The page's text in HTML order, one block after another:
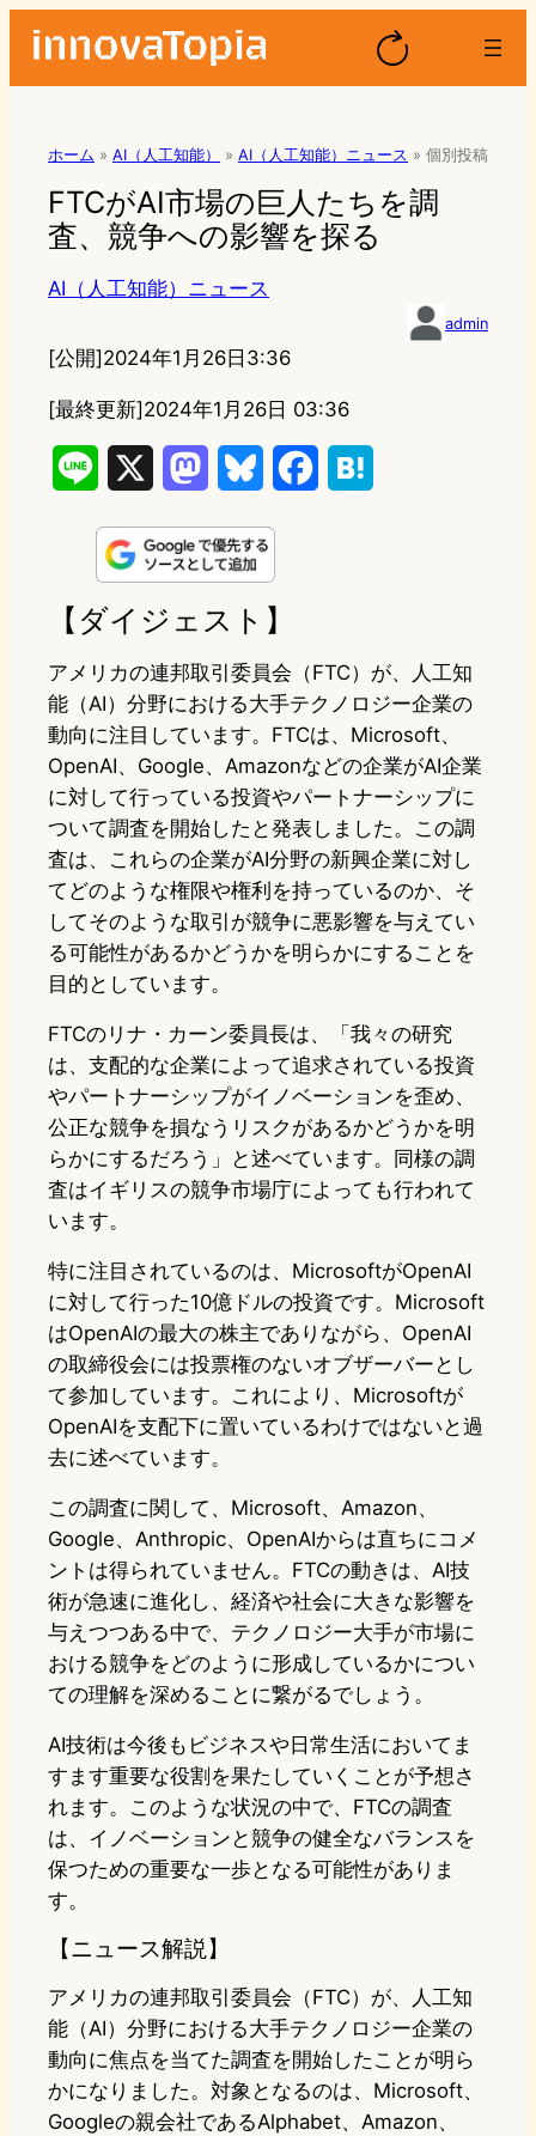
ホーム » AI（人工知能） » AI（人工知能）ニュース » 個別投稿
FTCがAI市場の巨人たちを調
査、競争への影響を探る
AI（人工知能）ニュース
admin
[公開]2024年1月26日3:36
[最終更新]2024年1月26日 03:36
n
e
s
d
o
n
u
e
k
y
o
o
a
【ダイジェスト】
アメリカの連邦取引委員会（FTC）が、人工知
能（AI）分野における大手テクノロジー企業の
動向に注目しています。FTCは、Microsoft、
OpenAI、Google、Amazonなどの企業がAI企業
に対して行っている投資やパートナーシップに
ついて調査を開始したと発表しました。この調
査は、これらの企業がAI分野の新興企業に対し
てどのような権限や権利を持っているのか、そ
してそのような取引が競争に悪影響を与えてい
る可能性があるかどうかを明らかにすることを
目的としています。
FTCのリナ・カーン委員長は、「我々の研究
は、支配的な企業によって追求されている投資
やパートナーシップがイノベーションを歪め、
公正な競争を損なうリスクがあるかどうかを明
らかにするだろう」と述べています。同様の調
査はイギリスの競争市場庁によっても行われて
います。
特に注目されているのは、MicrosoftがOpenAI
に対して行った10億ドルの投資です。Microsoft
はOpenAIの最大の株主でありながら、OpenAI
の取締役会には投票権のないオブザーバーとし
て参加しています。これにより、Microsoftが
OpenAIを支配下に置いているわけではないと過
去に述べています。
この調査に関して、Microsoft、Amazon、
Google、Anthropic、OpenAIからは直ちにコメ
ントは得られていません。FTCの動きは、AI技
術が急速に進化し、経済や社会に大きな影響を
与えつつある中で、テクノロジー大手が市場に
おける競争をどのように形成しているかについ
ての理解を深めることに繋がるでしょう。
AI技術は今後もビジネスや日常生活においてま
すます重要な役割を果たしていくことが予想さ
れます。このような状況の中で、FTCの調査
は、イノベーションと競争の健全なバランスを
保つための重要な一歩となる可能性がありま
す。
【ニュース解説】
アメリカの連邦取引委員会（FTC）が、人工知
能（AI）分野における大手テクノロジー企業の
動向に焦点を当てた調査を開始したことが明ら
かになりました。対象となるのは、Microsoft、
Googleの親会社であるAlphabet、Amazon、